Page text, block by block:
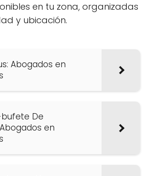
en tu zona, organizadas
y ubicación.
Abogados en
De
en